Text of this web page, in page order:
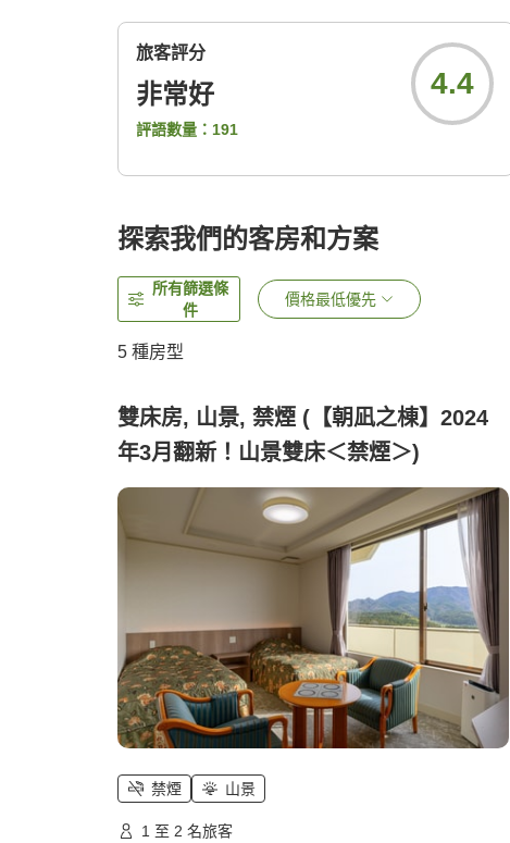
旅客評分
非常好
評語數量： 191
4.4
探索我們的客房和方案
所有篩選條
件
價格最低優先
5 種房型
雙床房, 山景, 禁煙 (【朝凪之棟】2024
年3月翻新！山景雙床＜禁煙＞)
禁煙 山景
1 至 2 名旅客